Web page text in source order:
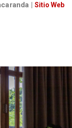
|Sitio Web